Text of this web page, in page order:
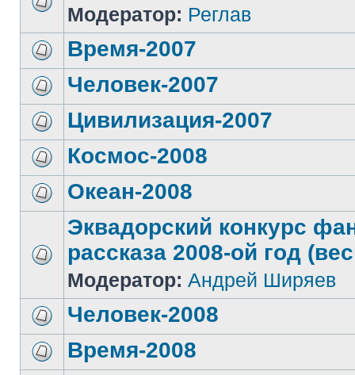
Модератор: Реглав
Время-2007
Человек-2007
Цивилизация-2007
Космос-2008
Океан-2008
Эквадорский конкурс
рассказа 2008-ой год
Модератор: Андрей Ширяев
Человек-2008
Время-2008